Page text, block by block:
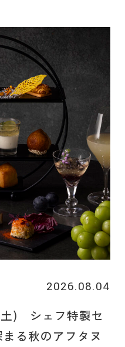
2026.08.04
) シェフ特製セ
る秋のアフタヌ